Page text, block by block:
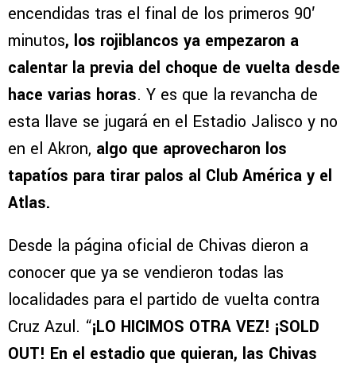
encendidas tras el final de los primeros 90′
minutos, los rojiblancos ya empezaron a
calentar la previa del choque de vuelta desde
hace varias horas. Y es que la revancha de
esta llave se jugará en el Estadio Jalisco y no
en el Akron, algo que aprovecharon los
tapatíos para tirar palos al Club América y el
Atlas.
Desde la página oficial de Chivas dieron a
conocer que ya se vendieron todas las
localidades para el partido de vuelta contra
Cruz Azul. “¡LO HICIMOS OTRA VEZ! ¡SOLD
OUT! En el estadio que quieran, las Chivas